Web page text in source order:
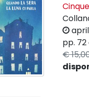
pp. 72
€